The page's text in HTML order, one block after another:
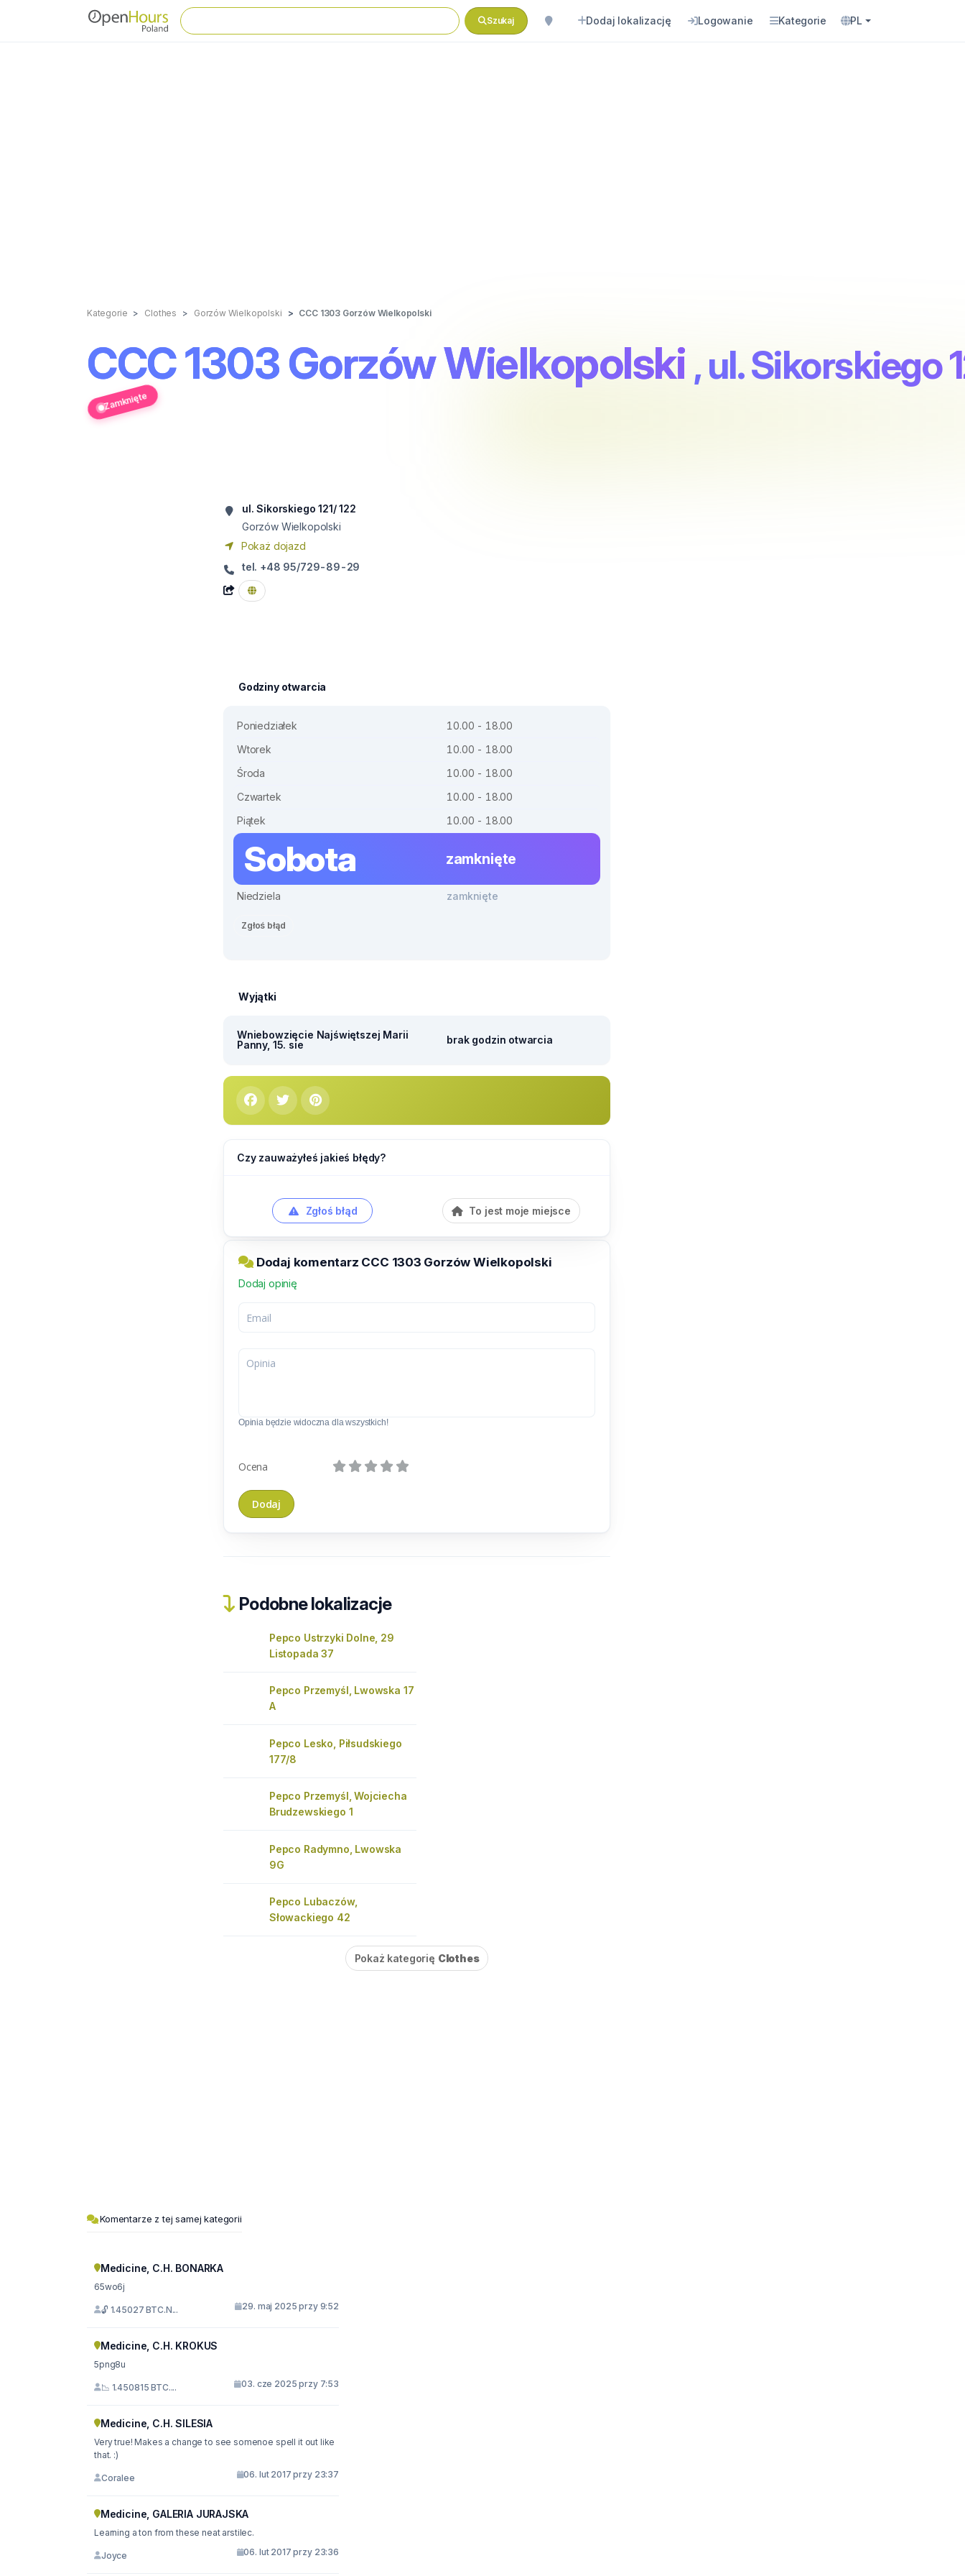
Szukaj Dodaj lokalizację Logowanie Kategorie PL
Kategorie Clothes Gorzów Wielkopolski CCC 1303 Gorzów Wielkopolski
CCC 1303 Gorzów Wielkopolski , ul. Sikorskiego
Zamknięte
ul. Sikorskiego 121/ 122
Gorzów Wielkopolski
Pokaż dojazd
tel. +48 95/729-89-29
Godziny otwarcia
Poniedziałek
10.00 - 18.00
Wtorek
10.00 - 18.00
Środa
10.00 - 18.00
Czwartek
10.00 - 18.00
Piątek
10.00 - 18.00
Sobota zamknięte
Niedziela zamknięte
Zgłoś błąd
Wyjątki
Wniebowzięcie Najświętszej Marii
Panny, 15. sie
brak godzin otwarcia
Czy zauważyłeś jakieś błędy?
Zgłoś błąd To jest moje miejsce
Dodaj komentarz CCC 1303 Gorzów Wielkopolski
Dodaj opinię
Opinia będzie widoczna dla wszystkich!
Ocena
Podobne lokalizacje
Pepco Ustrzyki Dolne, 29
Listopada 37
Pepco Przemyśl, Lwowska 17
A
Pepco Lesko, Piłsudskiego
177/8
Pepco Przemyśl, Wojciecha
Brudzewskiego 1
Pepco Radymno, Lwowska
9G
Pepco Lubaczów,
Słowackiego 42
Pokaż kategorię Clothes
Komentarze z tej samej kategorii
Medicine, C.H. BONARKA
65wo6j
🔓 1.45027 BTC.N... 29. maj 2025 przy 9:52
Medicine, C.H. KROKUS
5png8u
📉 1.450815 BTC.... 03. cze 2025 przy 7:53
Medicine, C.H. SILESIA
Very true! Makes a change to see somenoe spell it out like
that. :)
Coralee 06. lut 2017 przy 23:37
Medicine, GALERIA JURAJSKA
Learning a ton from these neat arstilec.
Joyce 06. lut 2017 przy 23:36